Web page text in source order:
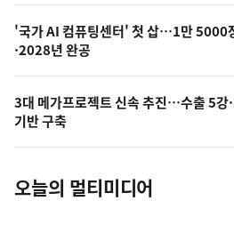
오
늘
의
사
진
'국가 AI 컴퓨팅센터' 첫 삽…1만 5000
·2028년 완공
3대 메가프로젝트 신속 추진…수출 5강
기반 구축
오늘의 멀티미디어